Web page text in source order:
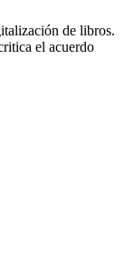
de libros.
el acuerdo